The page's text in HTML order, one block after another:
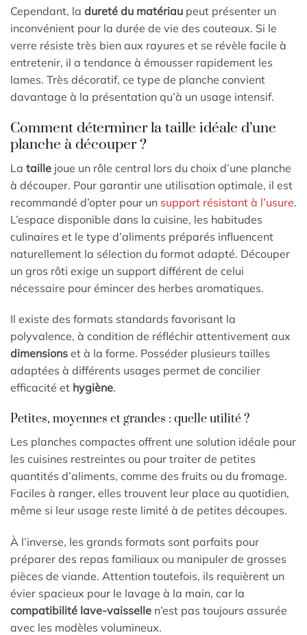
Cependant, la dureté du matériau peut présenter un
inconvénient pour la durée de vie des couteaux. Si le
verre résiste très bien aux rayures et se révèle facile à
entretenir, il a tendance à émousser rapidement les
lames. Très décoratif, ce type de planche convient
davantage à la présentation qu’à un usage intensif.
Comment déterminer la taille idéale d’une
planche à découper ?
La taille joue un rôle central lors du choix d’une planche
à découper. Pour garantir une utilisation optimale, il est
recommandé d’opter pour un support résistant à l’usure.
L’espace disponible dans la cuisine, les habitudes
culinaires et le type d’aliments préparés influencent
naturellement la sélection du format adapté. Découper
un gros rôti exige un support différent de celui
nécessaire pour émincer des herbes aromatiques.
Il existe des formats standards favorisant la
polyvalence, à condition de réfléchir attentivement aux
dimensions et à la forme. Posséder plusieurs tailles
adaptées à différents usages permet de concilier
efficacité et hygiène.
Petites, moyennes et grandes : quelle utilité ?
Les planches compactes offrent une solution idéale pour
les cuisines restreintes ou pour traiter de petites
quantités d’aliments, comme des fruits ou du fromage.
Faciles à ranger, elles trouvent leur place au quotidien,
même si leur usage reste limité à de petites découpes.
À l’inverse, les grands formats sont parfaits pour
préparer des repas familiaux ou manipuler de grosses
pièces de viande. Attention toutefois, ils requièrent un
évier spacieux pour le lavage à la main, car la
compatibilité lave-vaisselle n’est pas toujours assurée
avec les modèles volumineux.